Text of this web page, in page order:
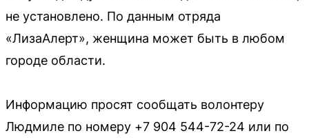
не установлено. По данным отряда
«ЛизаАлерт», женщина может быть в любом
городе области.
Информацию просят сообщать волонтеру
Людмиле по номеру +7 904 544-72-24 или по